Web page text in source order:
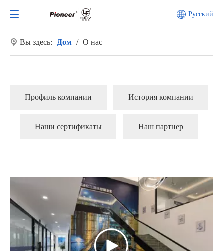
Pусский
Вы здесь: Дом / О нас
Профиль компании История компании
Наши сертификаты Наш партнер